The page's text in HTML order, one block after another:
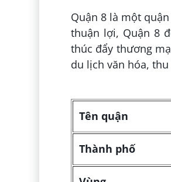
Quận 8 là một
thuận lợi, Quận 8
thúc đẩy thương
du lịch văn hóa,
Tên quận
Thành phố